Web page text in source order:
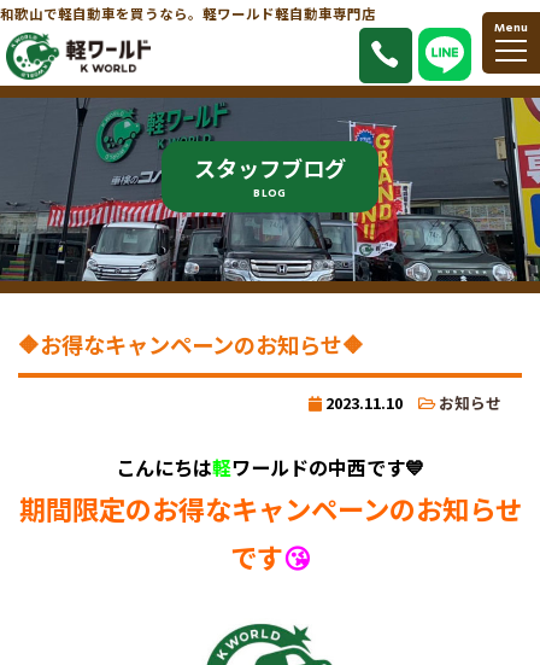
和歌山で軽自動車を買うなら。軽ワールド軽自動車専門店
Menu
スタッフブログ
BLOG
🔶お得なキャンペーンのお知らせ🔶
2023.11.10 お知らせ
こんにちは軽ワールドの中西です💙
期間限定のお得なキャンペーンのお知らせ
です😘